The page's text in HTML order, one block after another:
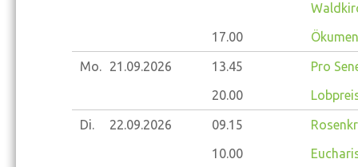
17.00
Mo. 21.09.2026 13.45
Pro
20.00
Di. 22.09.2026 09.15
10.00